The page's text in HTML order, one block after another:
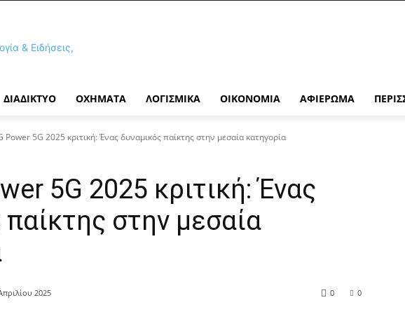
ΔΙΑΔΊΚΤΥΟ ΟΧΉΜΑΤΑ ΛΟΓΙΣΜΙΚΆ ΟΙΚΟΝΟΜΊΑ ΑΦΙΈΡΩΜΑ
Power 5G 2025 κριτική: Ένας δυναμικός παίκτης στην μεσαία κατηγορία
5G 2025 κριτική: Ένας
στην μεσαία
2025 0
0